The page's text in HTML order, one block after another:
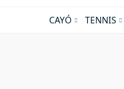
CAYÓ TENNIS